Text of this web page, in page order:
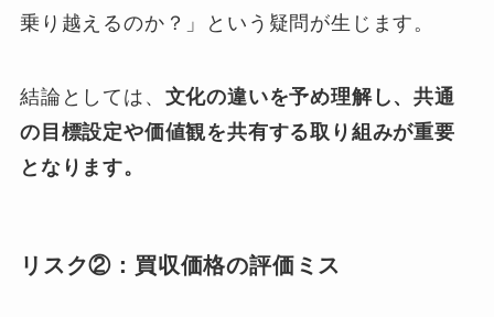
乗り越えるのか？」という疑問が生じます。
結論としては、 文化の違いを予め理解し、共通
の目標設定や価値観を共有する取り組みが重要
となります。
リスク②：買収価格の評価ミス